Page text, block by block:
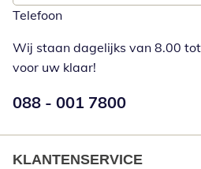
Telefoon
Wij staan dagelijks van 8.00
voor uw klaar!
Telefoonnummer:
088 - 001 7800
KLANTENSERVICE